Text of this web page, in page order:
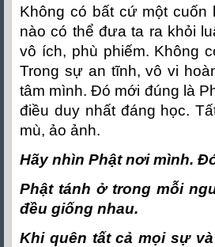
Không có bất cứ một
nào có thể đưa ta ra khỏi
vô ích, phù phiếm. Không
Trong sự an tĩnh, vô vi
tâm mình. Ðó mới đúng là
điều duy nhất đáng học.
mù, ảo ảnh.
Hãy nhìn Phật nơi mình.
Phật tánh ở trong mỗi
đều giống nhau.
Khi quên tất cả mọi sự